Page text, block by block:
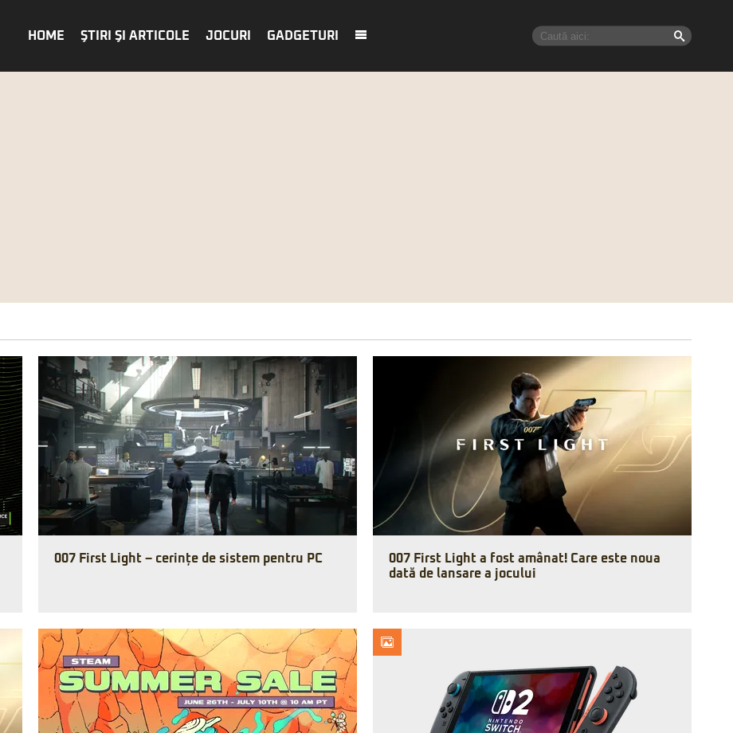
HOME ŞTIRI ŞI ARTICOLE JOCURI GADGETURI
007 First Light – cerințe de sistem pentru PC
007 First Light a fost amânat! Care este noua
dată de lansare a jocului